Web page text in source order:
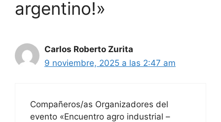
argentino!»
Carlos Roberto Zurita
9 noviembre, 2025 a las 2:47 am
Compañeros/as Organizadores del
evento «Encuentro agro industrial –